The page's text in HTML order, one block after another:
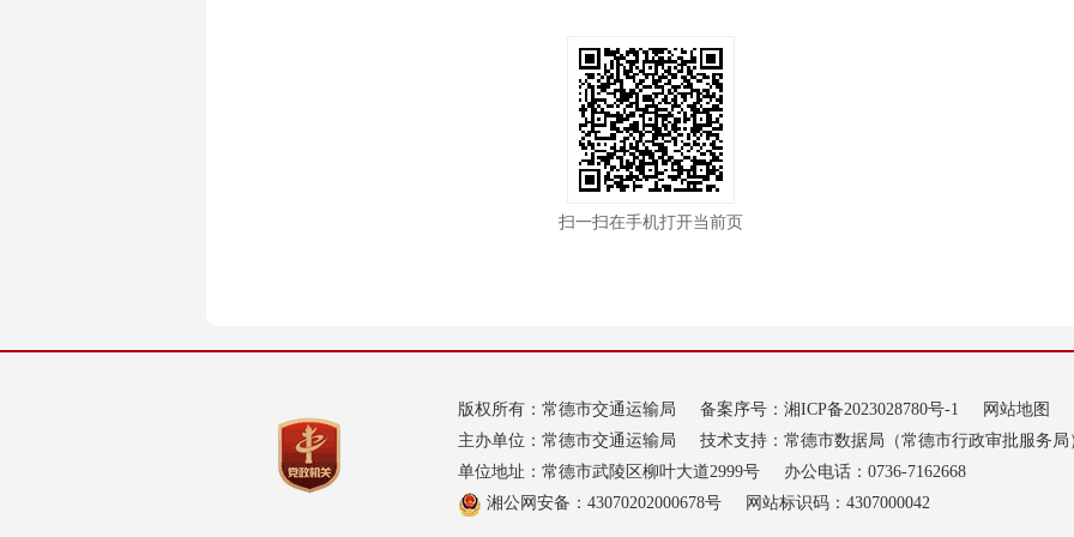
扫一扫在手机打开当前页
版权所有：常德市交通运输局 备案序号： 湘ICP备2023028780号-1
网站地图
主办单位：常德市交通运输局
技术支持：常德市数据局（常德市行政审批服务局
单位地址：常德市武陵区柳叶大道2999号
办公电话：0736-7162668
湘公网安备：43070202000678号
网站标识码：4307000042